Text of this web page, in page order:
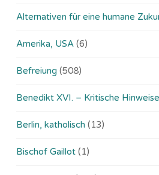
Alternativen für eine humane
Amerika, USA (6)
Befreiung (508)
Benedikt XVI. – Kritische Hinweise
Berlin, katholisch (13)
Bischof Gaillot (1)